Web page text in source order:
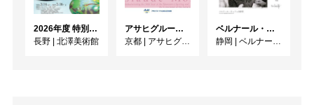
2026年度 特別展「ガレとドーム、アール･ヌーヴォーのガラス 水辺のやすらぎ、海の神秘」
長野 | 北澤美術館
アサヒグループ大山崎山荘美術館 開館30周年記念展「没後100年 クロード・モネ」
京都 | アサヒグループ大山崎山荘美術館
ベルナール・ビュフェと写真 ーカメラがとらえたビュフェとその時代、そして21 世紀へ
静岡 | ベルナール・ビュフェ美術館